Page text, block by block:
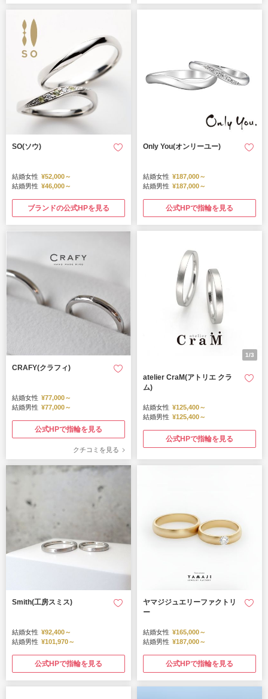
SO(ソウ)
結婚女性 ¥52,000～
結婚男性 ¥46,000～
ブランドの公式HPを見る
Only You(オンリーユー)
結婚女性 ¥187,000～
結婚男性 ¥187,000～
公式HPで指輪を見る
CRAFY(クラフィ)
結婚女性 ¥77,000～
結婚男性 ¥77,000～
公式HPで指輪を見る
クチコミを見る
1/3
atelier CraM(アトリエ クラ
ム)
結婚女性 ¥125,400～
結婚男性 ¥125,400～
公式HPで指輪を見る
Smith(工房スミス)
結婚女性 ¥92,400～
結婚男性 ¥101,970～
公式HPで指輪を見る
ヤマジジュエリーファクトリ
ー
結婚女性 ¥165,000～
結婚男性 ¥187,000～
公式HPで指輪を見る